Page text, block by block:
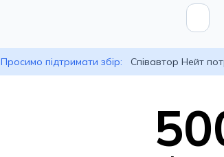
Просимо підтримати збір: Співавтор Нейт